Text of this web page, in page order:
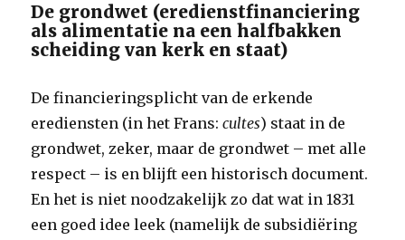
De grondwet (eredienstfinanciering
als alimentatie na een halfbakken
scheiding van kerk en staat)
De financieringsplicht van de erkende
erediensten (in het Frans:cultes) staat in de
grondwet, zeker, maar de grondwet – met alle
respect – is en blijft een historisch document.
En het is niet noodzakelijk zo dat wat in 1831
een goed idee leek (namelijk de subsidiëring